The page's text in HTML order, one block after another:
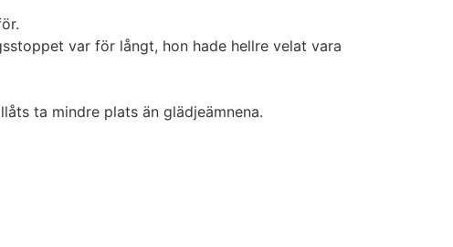
var för långt, hon hade hellre velat vara
ta mindre plats än glädjeämnena.